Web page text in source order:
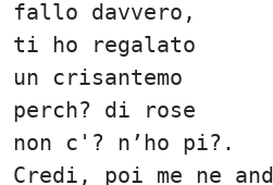
fallo davvero,
ti ho regalato
un crisantemo
perch? di rose
non c'? n’ho pi?.
Credi, poi me ne